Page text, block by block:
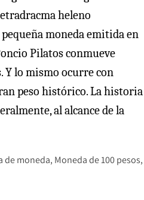
heleno
moneda emitida en
Pilatos conmueve
Y lo mismo ocurre con
peso histórico. La historia
al alcance de la
de moneda Moneda de 100 pesos